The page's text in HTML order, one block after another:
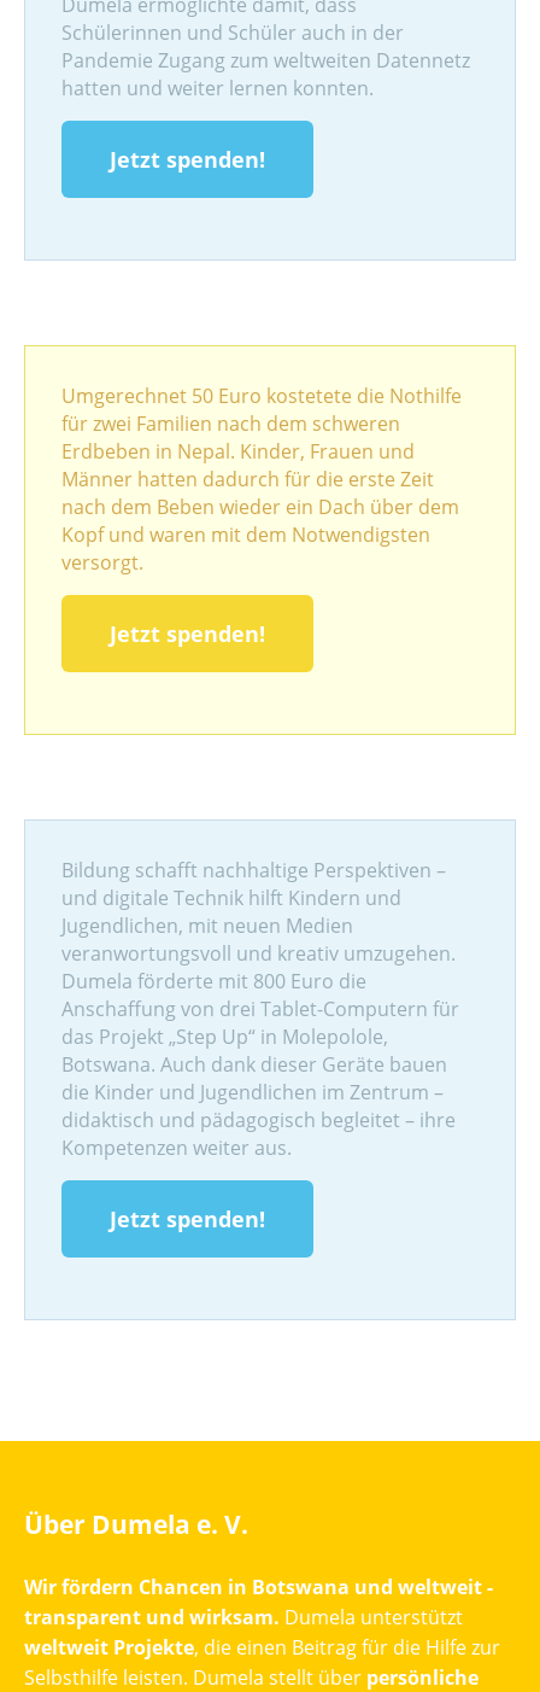
Schülerinnen und Schüler auch in der
Pandemie Zugang zum weltweiten Datennetz
hatten und weiter lernen konnten.
Jetzt spenden!
Umgerechnet 50 Euro kostetete die Nothilfe
für zwei Familien nach dem schweren
Erdbeben in Nepal. Kinder, Frauen und
Männer hatten dadurch für die erste Zeit
nach dem Beben wieder ein Dach über dem
Kopf und waren mit dem Notwendigsten
versorgt.
Jetzt spenden!
Bildung schafft nachhaltige Perspektiven –
und digitale Technik hilft Kindern und
Jugendlichen, mit neuen Medien
veranwortungsvoll und kreativ umzugehen.
Dumela förderte mit 800 Euro die
Anschaffung von drei Tablet-Computern für
das Projekt „Step Up“ in Molepolole,
Botswana. Auch dank dieser Geräte bauen
die Kinder und Jugendlichen im Zentrum –
didaktisch und pädagogisch begleitet – ihre
Kompetenzen weiter aus.
Jetzt spenden!
Über Dumela e. V.
Wir fördern Chancen in Botswana und weltweit -
transparent und wirksam. Dumela unterstützt
weltweit Projekte, die einen Beitrag für die Hilfe zur
Selbsthilfe leisten. Dumela stellt über persönliche